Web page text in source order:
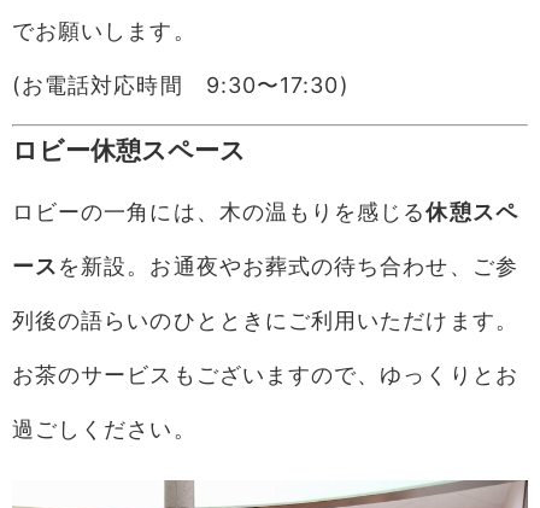
でお願いします。
(お電話対応時間 9:30〜17:30)
ロビー休憩スペース
ロビーの一角には、木の温もりを感じる休憩スペ
ースを新設。お通夜やお葬式の待ち合わせ、ご参
列後の語らいのひとときにご利用いただけます。
お茶のサービスもございますので、ゆっくりとお
過ごしください。